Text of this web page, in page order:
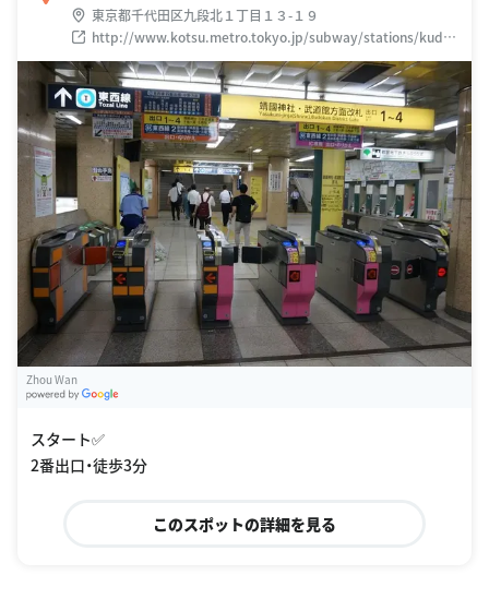
東京都千代田区九段北１丁目１３-１９
http://www.kotsu.metro.tokyo.jp/subway/stations/kudan
shita/s05.html
Zhou Wan
スタート✅
2番出口・徒歩3分
このスポットの詳細を見る